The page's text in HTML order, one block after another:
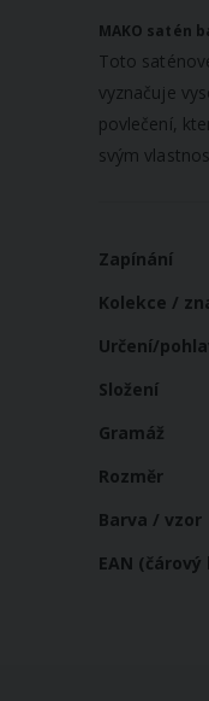
MAKO satén
Toto
vyznačuje
povlečení,
svým
Více
Zapínání
Kolekce /
Určení/
Složení
Gramáž
Rozměr
Barva / vzor
EAN (čárový